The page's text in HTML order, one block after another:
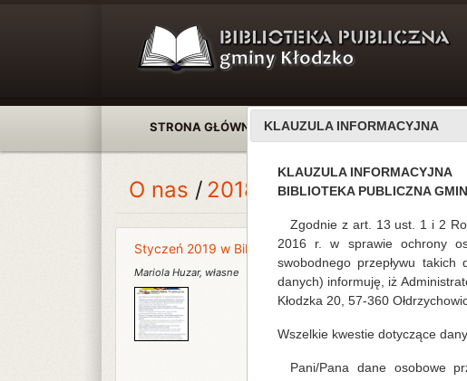
STRONA GŁÓWNA AKTUALNOŚCI
O nas 2018
Styczeń 2019 w Bibliotece Publicznej Gminy Kłodzko
Mariola Huzar, własne
KLAUZULA INFORMACYJNA
KLAUZULA INFORMACYJNA
BIBLIOTEKA PUBLICZNA
Zgodnie z art. 13 ust. 1 i 2
2016 r. w sprawie ochrony
swobodnego przepływu
danych) informuję, iż
Kłodzka 20, 57-360
Wszelkie kwestie dotyczące
Pani/Pana dane osobowe